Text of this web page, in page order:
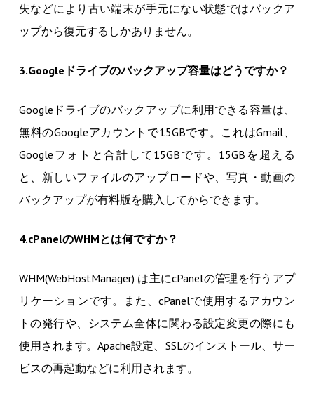
失などにより古い端末が手元にない状態ではバックア
ップから復元するしかありません。
3.Googleドライブのバックアップ容量はどうですか？
Googleドライブのバックアップに利用できる容量は、
無料のGoogleアカウントで15GBです。これはGmail、
Googleフォトと合計して15GBです。15GBを超える
と、新しいファイルのアップロードや、写真・動画の
バックアップが有料版を購入してからできます。
4.cPanelのWHMとは何ですか？
WHM(WebHostManager) は主にcPanelの管理を行うアプ
リケーションです。また、cPanelで使用するアカウン
トの発行や、システム全体に関わる設定変更の際にも
使用されます。Apache設定、SSLのインストール、サー
ビスの再起動などに利用されます。